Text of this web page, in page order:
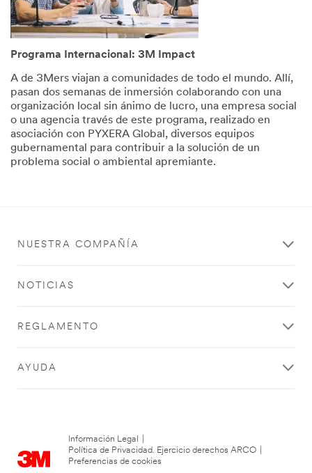
Programa Internacional: 3M Impact
A de 3Mers viajan a comunidades de todo el mundo. Allí,
pasan dos semanas de inmersión colaborando con una
organización local sin ánimo de lucro, una empresa social
o una agencia través de este programa, realizado en
asociación con PYXERA Global, diversos equipos
gubernamental para contribuir a la solución de un
problema social o ambiental apremiante.
NUESTRA COMPAÑÍA
NOTICIAS
REGLAMENTO
AYUDA
Información Legal
Política de Privacidad. Ejercicio derechos ARCO
Preferencias de cookies